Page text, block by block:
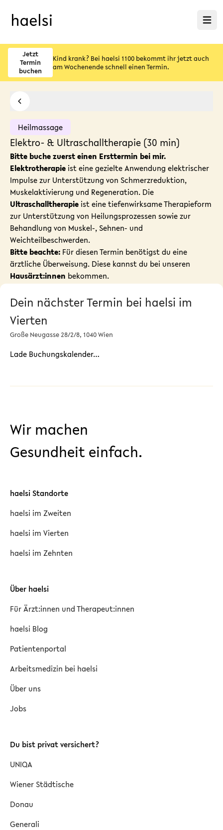
Menü
Jetzt
Termin
buchen
Kind krank? Bei haelsi 1100 bekommt ihr jetzt auch
am Wochenende schnell einen Termin.
Heilmassage
Elektro- & Ultraschalltherapie (30 min)
Bitte buche zuersteinen Ersttermin bei mir.
Elektrotherapie ist eine gezielte Anwendung elektrischer
Impulse zur Unterstützung von Schmerzreduktion,
Muskelaktivierung und Regeneration. Die
Ultraschalltherapie ist eine tiefenwirksame Therapieform
zur Unterstützung von Heilungsprozessen sowie zur
Behandlung von Muskel-, Sehnen- und
Weichteilbeschwerden.
Bitte beachte: Für diesen Termin benötigst du eine
ärztliche Überweisung. Diese kannst du bei unseren
Hausärzt:innen bekommen.
Dein nächster Termin bei haelsi im
Vierten
Große Neugasse 28/2/8, 1040 Wien
Lade Buchungskalender…
Wir machen
Gesundheit einfach.
haelsi Standorte
haelsi im Zweiten
haelsi im Vierten
haelsi im Zehnten
Über haelsi
Für Ärzt:innen und Therapeut:innen
haelsi Blog
Patientenportal
Arbeitsmedizin bei haelsi
Über uns
Jobs
Du bist privat versichert?
UNIQA
Wiener Städtische
Donau
Generali